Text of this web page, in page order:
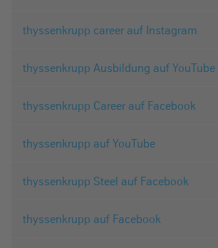
thyssenkrupp career auf Instagram
thyssenkrupp Ausbildung auf YouTube
thyssenkrupp Career auf Facebook
thyssenkrupp auf YouTube
thyssenkrupp Steel auf Facebook
thyssenkrupp auf Facebook